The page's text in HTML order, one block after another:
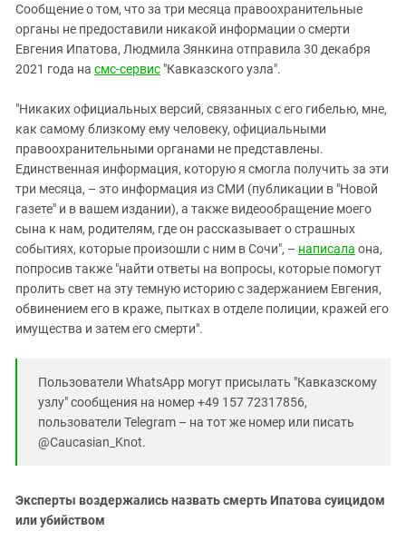
Сообщение о том, что за три месяца правоохранительные
органы не предоставили никакой информации о смерти
Евгения Ипатова, Людмила Зянкина отправила 30 декабря
2021 года на смс-сервис "Кавказского узла".
"Никаких официальных версий, связанных с его гибелью, мне,
как самому близкому ему человеку, официальными
правоохранительными органами не представлены.
Единственная информация, которую я смогла получить за эти
три месяца, – это информация из СМИ (публикации в "Новой
газете" и в вашем издании), а также видеообращение моего
сына к нам, родителям, где он рассказывает о страшных
событиях, которые произошли с ним в Сочи", – написала она,
попросив также "найти ответы на вопросы, которые помогут
пролить свет на эту темную историю с задержанием Евгения,
обвинением его в краже, пытках в отделе полиции, кражей его
имущества и затем его смерти".
Пользователи WhatsApp могут присылать "Кавказскому
узлу" сообщения на номер +49 157 72317856,
пользователи Telegram – на тот же номер или писать
@Caucasian_Knot.
Эксперты воздержались назвать смерть Ипатова суицидом
или убийством